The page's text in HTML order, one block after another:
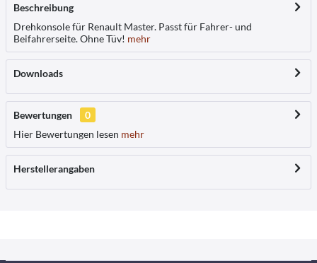
Beschreibung
Drehkonsole für Renault Master. Passt für Fahrer- und
Beifahrerseite. Ohne Tüv! mehr
Downloads
Bewertungen
0
Hier Bewertungen lesen mehr
Herstellerangaben